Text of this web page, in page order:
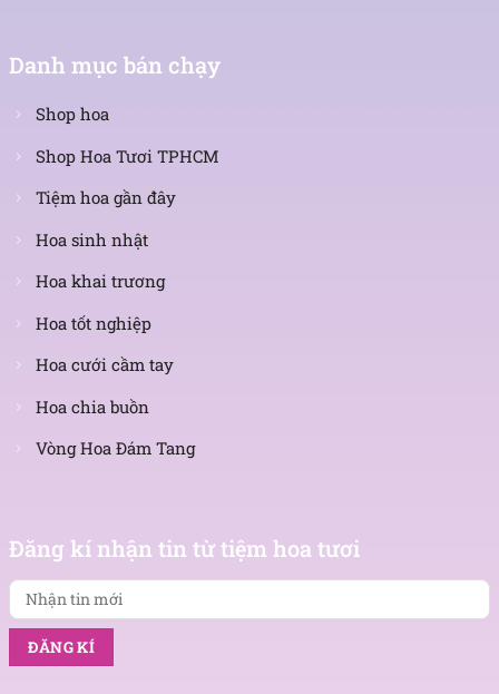
Danh mục bán chạy
Shop hoa
Shop Hoa Tươi TPHCM
Tiệm hoa gần đây
Hoa sinh nhật
Hoa khai trương
Hoa tốt nghiệp
Hoa cưới cầm tay
Hoa chia buồn
Vòng Hoa Đám Tang
Đăng kí nhận tin từ tiệm hoa tươi
tin
mới